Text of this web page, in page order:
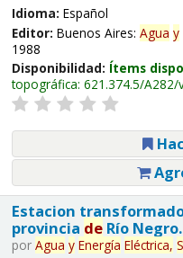
Idioma: Español
Editor: Buenos Aires: Agua y
1988
Disponibilidad: Ítems
topográfica: 621.374.5/A282/
Estacion
provincia deRío Negro.
por Agua y Energía Eléctrica,